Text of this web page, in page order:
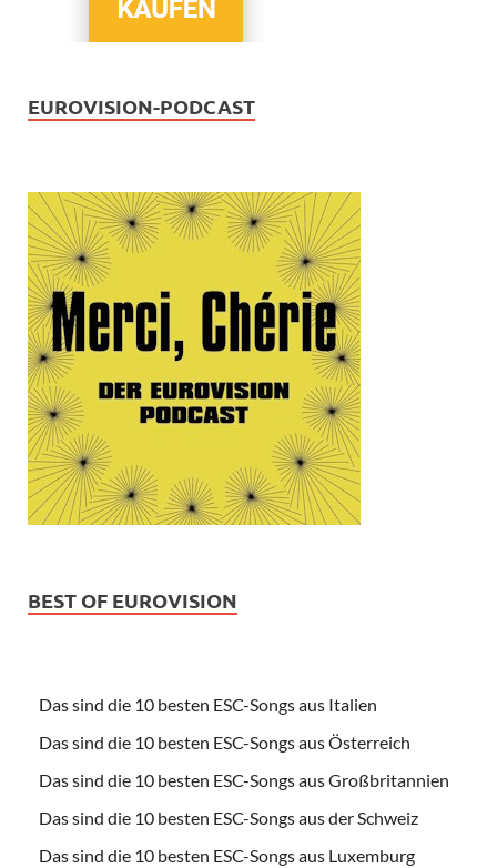
EUROVISION-PODCAST
BEST OF EUROVISION
Das sind die 10 besten ESC-Songs aus Italien
Das sind die 10 besten ESC-Songs aus Österreich
Das sind die 10 besten ESC-Songs aus Großbritannien
Das sind die 10 besten ESC-Songs aus der Schweiz
Das sind die 10 besten ESC-Songs aus Luxemburg